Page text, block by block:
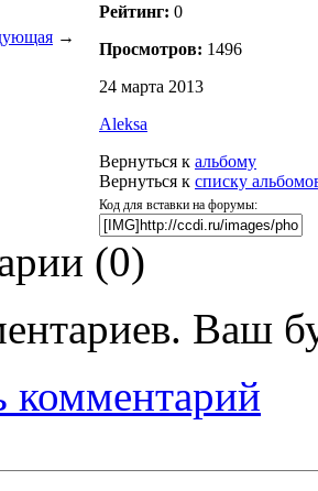
→
Рейтинг: 0
Просмотров: 1496
24 марта 2013
Aleksa
Вернуться к альбому
Вернуться к списку
Код для вставки на форумы:
(0)
Ваш
комментарий